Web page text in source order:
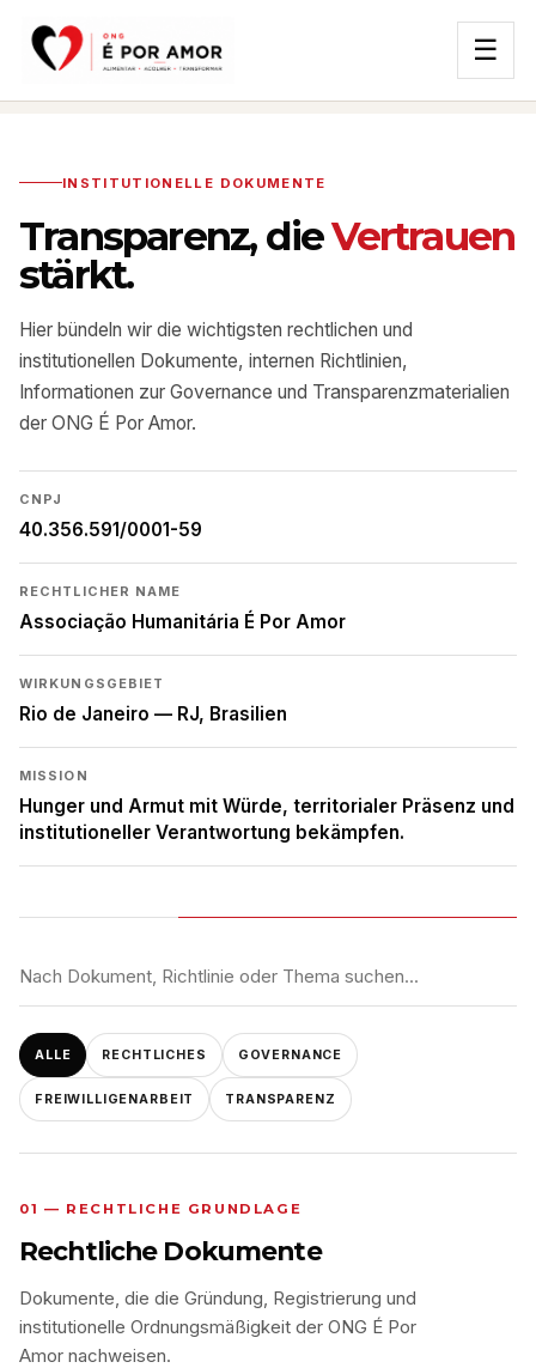
☰
INSTITUTIONELLE DOKUMENTE
Transparenz, dieVertrauen
stärkt.
Hier bündeln wir die wichtigsten rechtlichen und
institutionellen Dokumente, internen Richtlinien,
Informationen zur Governance und Transparenzmaterialien
der ONG É Por Amor.
CNPJ
40.356.591/0001-59
RECHTLICHER NAME
Associação Humanitária É Por Amor
WIRKUNGSGEBIET
Rio de Janeiro — RJ, Brasilien
MISSION
Hunger und Armut mit Würde, territorialer Präsenz und
institutioneller Verantwortung bekämpfen.
ALLE RECHTLICHES GOVERNANCE
FREIWILLIGENARBEIT TRANSPARENZ
01 — RECHTLICHE GRUNDLAGE
Rechtliche Dokumente
Dokumente, die die Gründung, Registrierung und
institutionelle Ordnungsmäßigkeit der ONG É Por
Amor nachweisen.